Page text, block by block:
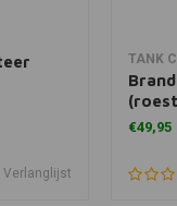
Verlanglijst
TANK
€49,95